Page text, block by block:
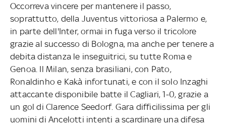
Occorreva vincere per mantenere il passo,
soprattutto, della Juventus vittoriosa a Palermo e,
in parte dell'Inter, ormai in fuga verso il tricolore
grazie al successo di Bologna, ma anche per tenere a
debita distanza le inseguitrici, su tutte Roma e
Genoa. Il Milan, senza brasiliani, con Pato,
Ronaldinho e Kakà infortunati, e con il solo Inzaghi
attaccante disponibile batte il Cagliari, 1-0, grazie a
un gol di Clarence Seedorf. Gara difficilissima per gli
uomini di Ancelotti intenti a scardinare una difesa